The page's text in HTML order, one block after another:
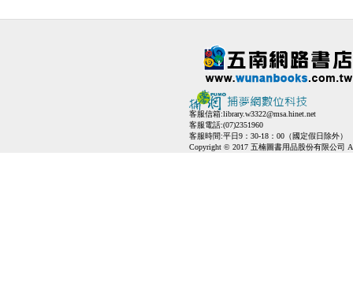
客服信箱:library.w3322@msa.hinet.net
客服電話:(07)2351960
客服時間:平日9：30-18：00（國定假日除外）
Copyright © 2017 五楠圖書用品股份有限公司